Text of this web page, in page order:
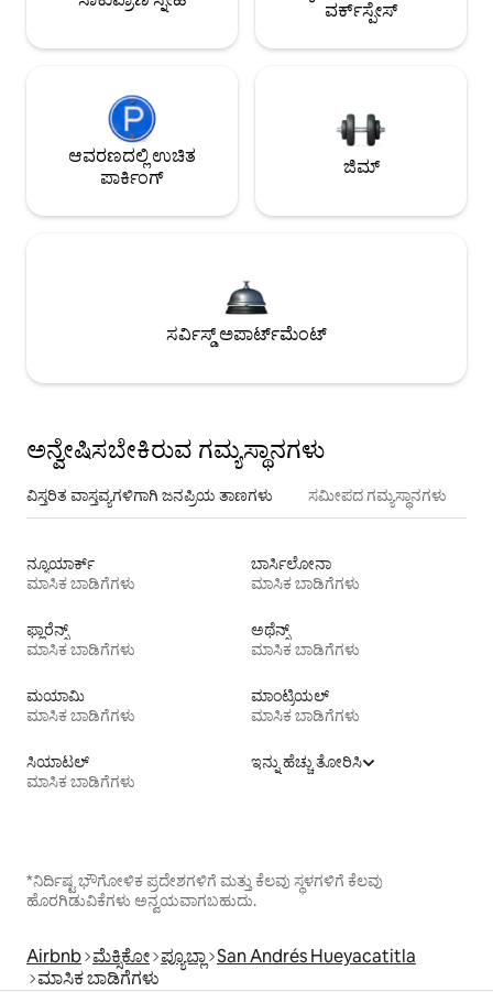
ವರ್ಕ್‌ಸ್ಪೇಸ್
ಆವರಣದಲ್ಲಿ ಉಚಿತ
ಪಾರ್ಕಿಂಗ್
ಜಿಮ್
ಸರ್ವಿಸ್ಡ್ ಅಪಾರ್ಟ್‌ಮೆಂಟ್
ಅನ್ವೇಷಿಸಬೇಕಿರುವ ಗಮ್ಯಸ್ಥಾನಗಳು
ವಿಸ್ತರಿತ ವಾಸ್ತವ್ಯಗಳಿಗಾಗಿ ಜನಪ್ರಿಯ ತಾಣಗಳು ಸಮೀಪದ ಗಮ್ಯಸ್ಥಾನಗಳು
ನ್ಯೂಯಾರ್ಕ್
ಮಾಸಿಕ ಬಾಡಿಗೆಗಳು
ಬಾರ್ಸಿಲೋನಾ
ಮಾಸಿಕ ಬಾಡಿಗೆಗಳು
ಫ್ಲಾರೆನ್ಸ್
ಮಾಸಿಕ ಬಾಡಿಗೆಗಳು
ಅಥೆನ್ಸ್
ಮಾಸಿಕ ಬಾಡಿಗೆಗಳು
ಮಯಾಮಿ
ಮಾಸಿಕ ಬಾಡಿಗೆಗಳು
ಮಾಂಟ್ರಿಯಲ್
ಮಾಸಿಕ ಬಾಡಿಗೆಗಳು
ಸಿಯಾಟಲ್
ಮಾಸಿಕ ಬಾಡಿಗೆಗಳು
ಇನ್ನು ಹೆಚ್ಚು ತೋರಿಸಿ
*ನಿರ್ದಿಷ್ಟ ಭೌಗೋಳಿಕ ಪ್ರದೇಶಗಳಿಗೆ ಮತ್ತು ಕೆಲವು ಸ್ಥಳಗಳಿಗೆ ಕೆಲವು
ಹೊರಗಿಡುವಿಕೆಗಳು ಅನ್ವಯವಾಗಬಹುದು.
Airbnb ಮೆಕ್ಸಿಕೋ ಪ್ಯೂಬ್ಲಾ San Andrés Hueyacatitla
ಮಾಸಿಕ ಬಾಡಿಗೆಗಳು